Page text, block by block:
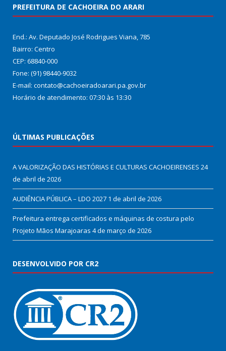
PREFEITURA DE CACHOEIRA DO ARARI
End.: Av. Deputado José Rodrigues Viana, 785
Bairro: Centro
CEP: 68840-000
Fone: (91) 98440-9032
E-mail: contato@cachoeiradoarari.pa.gov.br
Horário de atendimento: 07:30 às 13:30
ÚLTIMAS PUBLICAÇÕES
A VALORIZAÇÃO DAS HISTÓRIAS E CULTURAS CACHOEIRENSES 24
de abril de 2026
AUDIÊNCIA PÚBLICA – LDO 2027 1 de abril de 2026
Prefeitura entrega certificados e máquinas de costura pelo
Projeto Mãos Marajoaras 4 de março de 2026
DESENVOLVIDO POR CR2